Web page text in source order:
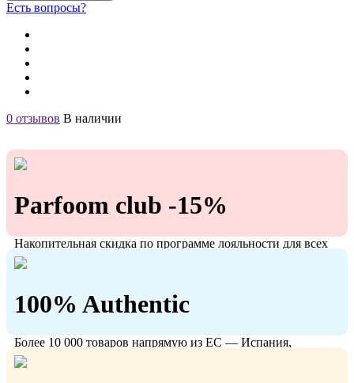
Есть вопросы?
0 отзывов В наличии
Parfoom club -15%
Накопительная скидка по программе лояльности для всех
кто с нами!
100% Authentic
Более 10 000 товаров напрямую из ЕС — Испания,
Польша, Германия.